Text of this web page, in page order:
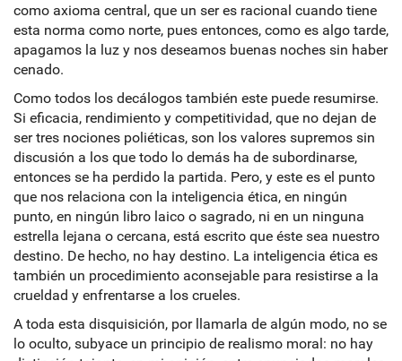
como axioma central, que un ser es racional cuando tiene
esta norma como norte, pues entonces, como es algo tarde,
apagamos la luz y nos deseamos buenas noches sin haber
cenado.
Como todos los decálogos también este puede resumirse.
Si eficacia, rendimiento y competitividad, que no dejan de
ser tres nociones poliéticas, son los valores supremos sin
discusión a los que todo lo demás ha de subordinarse,
entonces se ha perdido la partida. Pero, y este es el punto
que nos relaciona con la inteligencia ética, en ningún
punto, en ningún libro laico o sagrado, ni en un ninguna
estrella lejana o cercana, está escrito que éste sea nuestro
destino. De hecho, no hay destino. La inteligencia ética es
también un procedimiento aconsejable para resistirse a la
crueldad y enfrentarse a los crueles.
A toda esta disquisición, por llamarla de algún modo, no se
lo oculto, subyace un principio de realismo moral: no hay